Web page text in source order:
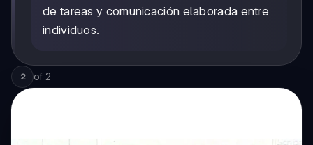
de tareas y comunicación elaborada entre
individuos.
2 of 2